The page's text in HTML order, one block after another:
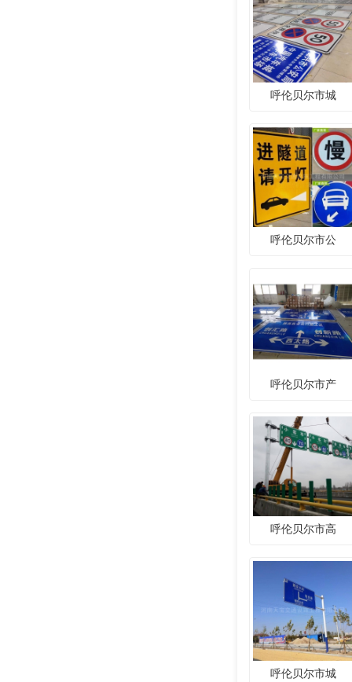
呼伦贝尔市城
呼伦贝尔市公
呼伦贝尔市产
呼伦贝尔市高
呼伦贝尔市城